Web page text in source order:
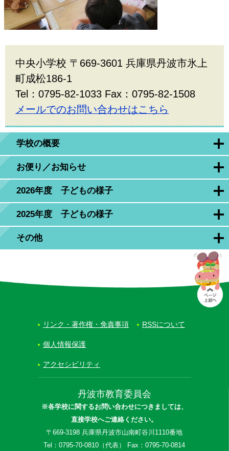
学校の概要
お便り／お知らせ
2026年度 子どもの様子
2025年度 子どもの様子
その他
中央小学校 〒669-3601 兵庫県丹波市氷上
町成松186-1
Tel：0795-82-1033 Fax：0795-82-1508
メールでのお問い合わせはこちら
丹波市教育委員会
※各学校に関するお問い合わせにつきましては、
直接学校へご連絡ください。
〒669-3198 兵庫県丹波市山南町谷川1110番地
Tel：0795-70-0810（代表） Fax：0795-70-0814
リンク・著作権・免責事項 RSSについて
個人情報保護
アクセシビリティ